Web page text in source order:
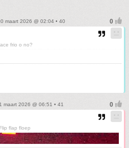
maart 2026 @ 02:04 • 40
frio o no?
maart 2026 @ 06:51 • 41
Flip flap floep